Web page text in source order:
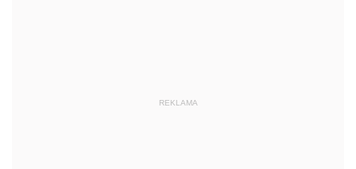
REKLAMA